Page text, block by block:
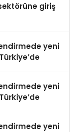
giriş
yeni
yeni
yeni